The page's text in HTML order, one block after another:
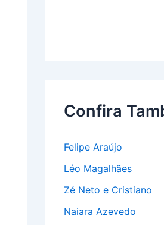
Confira
Felipe Araújo
Léo Magalhães
Zé Neto e Cristiano
Naiara Azevedo